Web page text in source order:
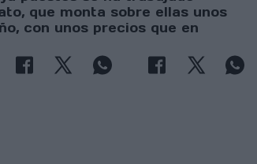
que monta sobre ellas unos
con unos precios que en